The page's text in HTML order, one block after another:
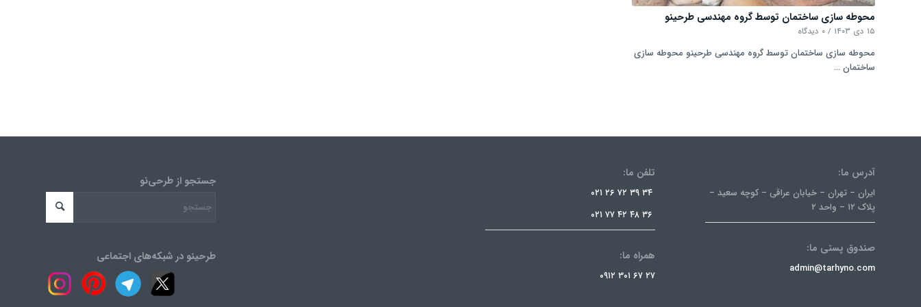
محوطه سازی ساختمان توسط گروه مهندسی طرحینو
۱۵ دی ۱۴۰۳ / ۰ دیدگاه
محوطه سازی ساختمان توسط گروه مهندسی طرحینو محوطه سازی
ساختمان …
آدرس ما:
ایران – تهران – خیابان عراقی – کوچه سعید –
پلاک ۱۲ – واحد ۲
صندوق پستی ما:
admin@tarhyno.com
تلفن ما:
همراه ما:
۲۷ ۶۷ ۳۰۱ ۰۹۱۲
جستجو از طرحی‌نو
طرحینو در شبکه‌های اجتماعی